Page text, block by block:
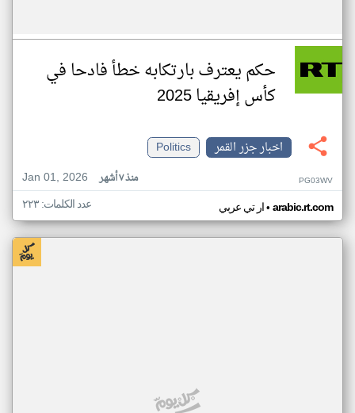
حكم يعترف بارتكابه خطأ فادحا في
كأس إفريقيا 2025
اخبار جزر القمر
Politics
Jan 01, 2026
منذ ٧ أشهر PG03WV
ار تي عربي• arabic.rt.com عدد الكلمات: ٢٢٣